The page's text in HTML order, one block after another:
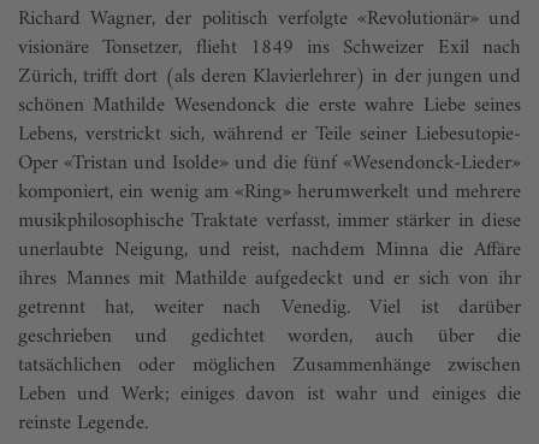
Richard Wagner, der politisch verfolgte «Revolutionär» und
visionäre Tonsetzer, flieht 1849 ins Schweizer Exil nach
Zürich, trifft dort (als deren Klavierlehrer) in der jungen und
schönen Mathilde Wesendonck die erste wahre Liebe seines
Lebens, verstrickt sich, während er Teile seiner Liebesutopie-
Oper «Tristan und Isolde» und die fünf «Wesendonck-Lieder»
komponiert, ein wenig am «Ring» herumwerkelt und mehrere
musikphilosophische Traktate verfasst, immer stärker in diese
unerlaubte Neigung, und reist, nachdem Minna die Affäre
ihres Mannes mit Mathilde aufgedeckt und er sich von ihr
getrennt hat, weiter nach Venedig. Viel ist darüber
geschrieben und gedichtet worden, auch über die
tatsächlichen oder möglichen Zusammenhänge zwischen
Leben und Werk; einiges davon ist wahr und einiges die
reinste Legende.